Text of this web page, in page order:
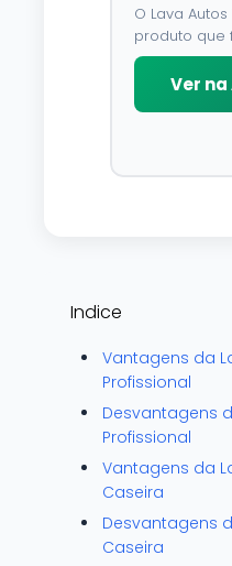
O Lava
produto que
para limpar,
conservar a
Por possuir
Ver
Indice
Vantagens da
Profissional
Desvantagens
Profissional
Vantagens da
Caseira
Desvantagens
Caseira